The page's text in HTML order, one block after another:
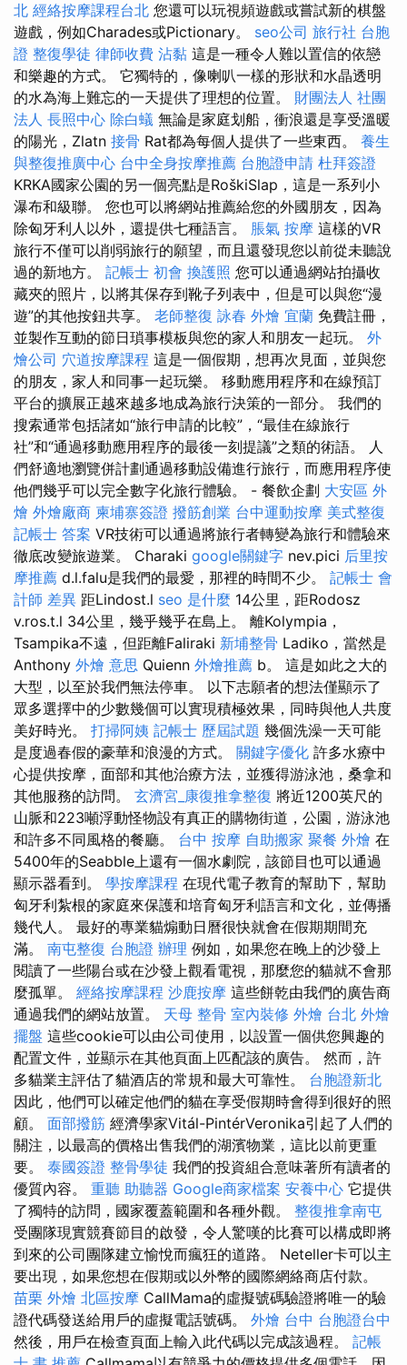
北 經絡按摩課程台北 您還可以玩視頻遊戲或嘗試新的棋盤
遊戲，例如Charades或Pictionary。 seo公司 旅行社 台胞
證 整復學徒 律師收費 沾黏 這是一種令人難以置信的依戀
和樂趣的方式。 它獨特的，像喇叭一樣的形狀和水晶透明
的水為海上難忘的一天提供了理想的位置。 財團法人 社團
法人 長照中心 除白蟻 無論是家庭划船，衝浪還是享受溫暖
的陽光，Zlatn 接骨 Rat都為每個人提供了一些東西。 養生
與整復推廣中心 台中全身按摩推薦 台胞證申請 杜拜簽證
KRKA國家公園的另一個亮點是RoškiSlap，這是一系列小
瀑布和級聯。 您也可以將網站推薦給您的外國朋友，因為
除匈牙利人以外，還提供七種語言。 脹氣 按摩 這樣的VR
旅行不僅可以削弱旅行的願望，而且還發現您以前從未聽說
過的新地方。 記帳士 初會 換護照 您可以通過網站拍攝收
藏夾的照片，以將其保存到靴子列表中，但是可以與您“漫
遊”的其他按鈕共享。 老師整復 詠春 外燴 宜蘭 免費註冊，
並製作互動的節日瑣事模板與您的家人和朋友一起玩。 外
燴公司 穴道按摩課程 這是一個假期，想再次見面，並與您
的朋友，家人和同事一起玩樂。 移動應用程序和在線預訂
平台的擴展正越來越多地成為旅行決策的一部分。 我們的
搜索通常包括諸如“旅行申請的比較”，“最佳在線旅行
社”和“通過移動應用程序的最後一刻提議”之類的術語。 人
們舒適地瀏覽併計劃通過移動設備進行旅行，而應用程序使
他們幾乎可以完全數字化旅行體驗。 - 餐飲企劃 大安區 外
燴 外燴廠商 柬埔寨簽證 撥筋創業 台中運動按摩 美式整復
記帳士 答案 VR技術可以通過將旅行者轉變為旅行和體驗來
徹底改變旅遊業。 Charaki google關鍵字 nev.pici 后里按
摩推薦 d.l.falu是我們的最愛，那裡的時間不少。 記帳士 會
計師 差異 距Lindost.l seo 是什麼 14公里，距Rodosz
v.ros.t.l 34公里，幾乎幾乎在島上。 離Kolympia，
Tsampika不遠，但距離Faliraki 新埔整骨 Ladiko，當然是
Anthony 外燴 意思 Quienn 外燴推薦 b。 這是如此之大的
大型，以至於我們無法停車。 以下志願者的想法僅顯示了
眾多選擇中的少數幾個可以實現積極效果，同時與他人共度
美好時光。 打掃阿姨 記帳士 歷屆試題 幾個洗澡一天可能
是度過春假的豪華和浪漫的方式。 關鍵字優化 許多水療中
心提供按摩，面部和其他治療方法，並獲得游泳池，桑拿和
其他服務的訪問。 玄濟宮_康復推拿整復 將近1200英尺的
山脈和223噸浮動怪物設有真正的購物街道，公園，游泳池
和許多不同風格的餐廳。 台中 按摩 自助搬家 聚餐 外燴 在
5400年的Seabble上還有一個水劇院，該節目也可以通過
顯示器看到。 學按摩課程 在現代電子教育的幫助下，幫助
匈牙利紮根的家庭來保護和培育匈牙利語言和文化，並傳播
幾代人。 最好的專業貓煽動日曆很快就會在假期期間充
滿。 南屯整復 台胞證 辦理 例如，如果您在晚上的沙發上
閱讀了一些陽台或在沙發上觀看電視，那麼您的貓就不會那
麼孤單。 經絡按摩課程 沙鹿按摩 這些餅乾由我們的廣告商
通過我們的網站放置。 天母 整骨 室內裝修 外燴 台北 外燴
擺盤 這些cookie可以由公司使用，以設置一個供您興趣的
配置文件，並顯示在其他頁面上匹配該的廣告。 然而，許
多貓業主評估了貓酒店的常規和最大可靠性。 台胞證新北
因此，他們可以確定他們的貓在享受假期時會得到很好的照
顧。 面部撥筋 經濟學家Vitál-PintérVeronika引起了人們的
關注，以最高的價格出售我們的湖濱物業，這比以前更重
要。 泰國簽證 整骨學徒 我們的投資組合意味著所有讀者的
優質內容。 重聽 助聽器 Google商家檔案 安養中心 它提供
了獨特的訪問，國家覆蓋範圍和各種外觀。 整復推拿南屯
受團隊現實競賽節目的啟發，令人驚嘆的比賽可以構成即將
到來的公司團隊建立愉悅而瘋狂的道路。 Neteller卡可以主
要出現，如果您想在假期或以外幣的國際網絡商店付款。
苗栗 外燴 北區按摩 CallMama的虛擬號碼驗證將唯一的驗
證代碼發送給用戶的虛擬電話號碼。 外燴 台中 台胞證台中
然後，用戶在檢查頁面上輸入此代碼以完成該過程。 記帳